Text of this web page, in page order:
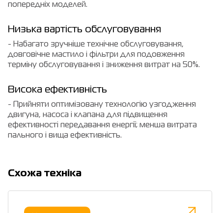
попередніх моделей.
Низька вартість обслуговування
- Набагато зручніше технічне обслуговування,
довговічне мастило і фільтри для подовження
терміну обслуговування і зниження витрат на 50%.
Висока ефективність
- Прийняти оптимізовану технологію узгодження
двигуна, насоса і клапана для підвищення
ефективності передавання енергії; менша витрата
пального і вища ефективність.
Cхожа техніка